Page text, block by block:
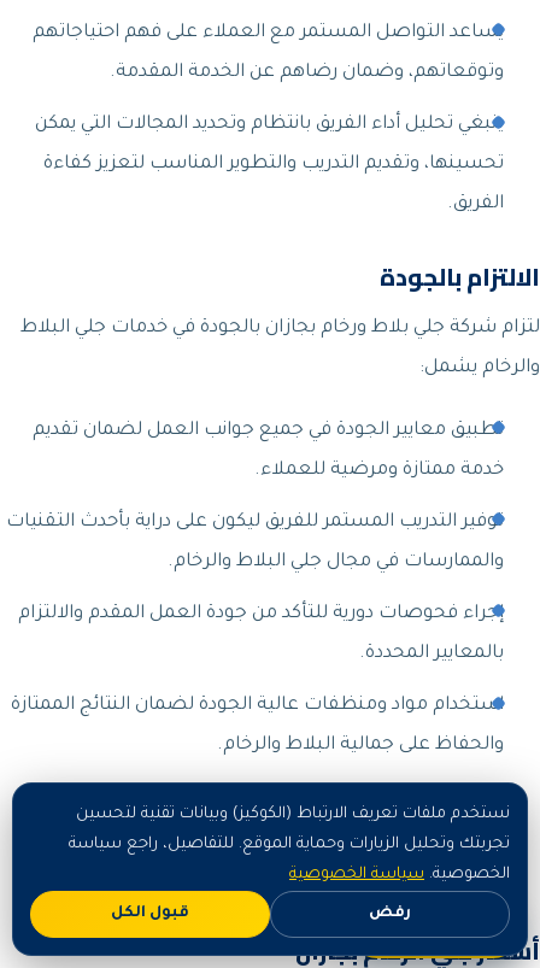
يساعد التواصل المستمر مع العملاء على فهم احتياجاتهم
وتوقعاتهم، وضمان رضاهم عن الخدمة المقدمة.
ينبغي تحليل أداء الفريق بانتظام وتحديد المجالات التي يمكن
تحسينها، وتقديم التدريب والتطوير المناسب لتعزيز كفاءة
الفريق.
الالتزام بالجودة
لتزام شركة جلي بلاط ورخام بجازان بالجودة في خدمات جلي البلاط
والرخام يشمل:
تطبيق معايير الجودة في جميع جوانب العمل لضمان تقديم
خدمة ممتازة ومرضية للعملاء.
توفير التدريب المستمر للفريق ليكون على دراية بأحدث التقنيات
والممارسات في مجال جلي البلاط والرخام.
إجراء فحوصات دورية للتأكد من جودة العمل المقدم والالتزام
بالمعايير المحددة.
استخدام مواد ومنظفات عالية الجودة لضمان النتائج الممتازة
والحفاظ على جمالية البلاط والرخام.
التركيز على تلبية توقعات العملاء وتحسين تجربتهم من خلال
تقديم خدمات متميزة وتفاعل إيجابي مع ملاحظاتهم
واقتراحاتهم.
أسعار جلي الرخام بجازان
اطلب الآن
نستخدم ملفات تعريف الارتباط (الكوكيز) وبيانات تقنية لتحسين
تجربتك وتحليل الزيارات وحماية الموقع. للتفاصيل، راجع سياسة
الخصوصية. سياسة الخصوصية
رفض قبول الكل